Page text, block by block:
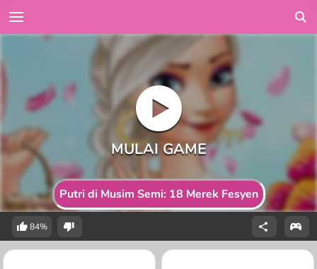
Putri di Musim Semi: 18 Merek Fesyen
84%